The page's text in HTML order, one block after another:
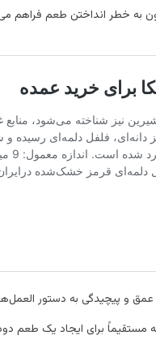
خطر انداختن طعم فراهم
عمق و پیچیدگی به دستور
برای ایجاد یک طعم